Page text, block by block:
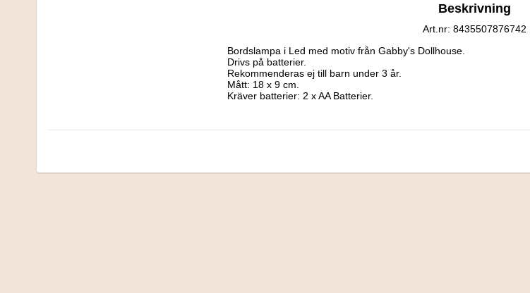
Beskrivning
Art.nr: 8435507876742
Bordslampa i Led med motiv från Gabby's Dollhouse.
Drivs på batterier.
Rekommenderas ej till barn under 3 år.
Mått: 18 x 9 cm.
Kräver batterier: 2 x AA Batterier.